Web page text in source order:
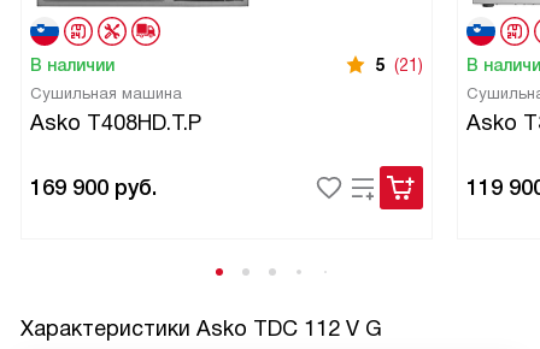
В наличии 5 (21)
Сушильная машина
Asko T408HD.T.P
169 900 руб.
В
Asko
119
Характеристики Asko TDC 112 V G